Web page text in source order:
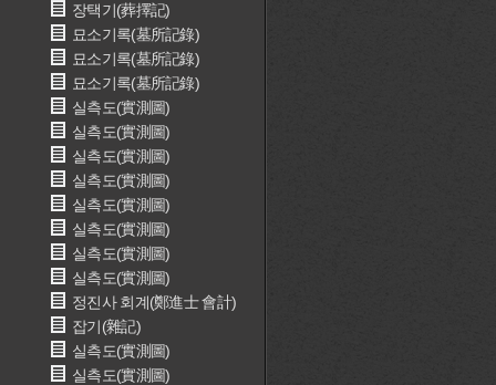
장택기(葬擇記)
묘소기록(墓所記錄)
묘소기록(墓所記錄)
묘소기록(墓所記錄)
실측도(實測圖)
실측도(實測圖)
실측도(實測圖)
실측도(實測圖)
실측도(實測圖)
실측도(實測圖)
실측도(實測圖)
실측도(實測圖)
정진사 회계(鄭進士 會計)
잡기(雜記)
실측도(實測圖)
실측도(實測圖)